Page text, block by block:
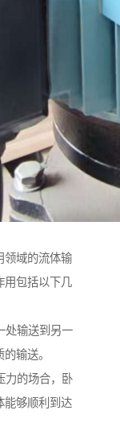
领域的流体输
用包括以下几
处输送到另一
输送。
力的场合，卧
能够顺利到达